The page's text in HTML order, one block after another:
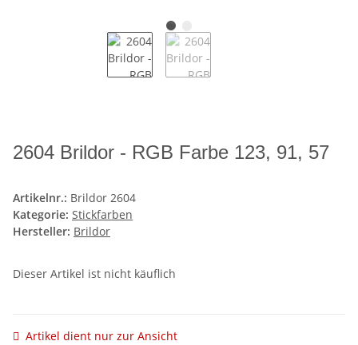
2604 Brildor - RGB Farbe 123, 91, 57
Artikelnr.: Brildor 2604
Kategorie: Stickfarben
Hersteller: Brildor
Dieser Artikel ist nicht käuflich
Artikel dient nur zur Ansicht